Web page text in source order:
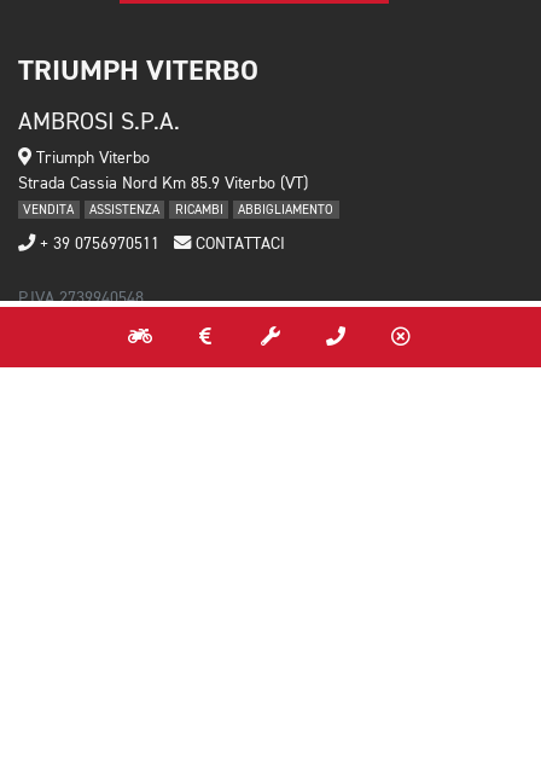
TRIUMPH VITERBO
AMBROSI S.P.A.
Triumph Viterbo
Strada Cassia Nord Km 85.9 Viterbo (VT)
VENDITA ASSISTENZA RICAMBI ABBIGLIAMENTO
+ 39 0756970511 CONTATTACI
P.IVA 2739940548
Capitale Sociale 1.150.000 € i.v. - REA PG - 238226
RESTA IN CONTATTO